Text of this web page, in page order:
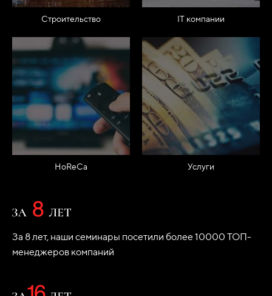
Строительство IT компании
HoReCa Услуги
За 8 лет, наши семинары посетили более 10000 ТОП-
менеджеров компаний